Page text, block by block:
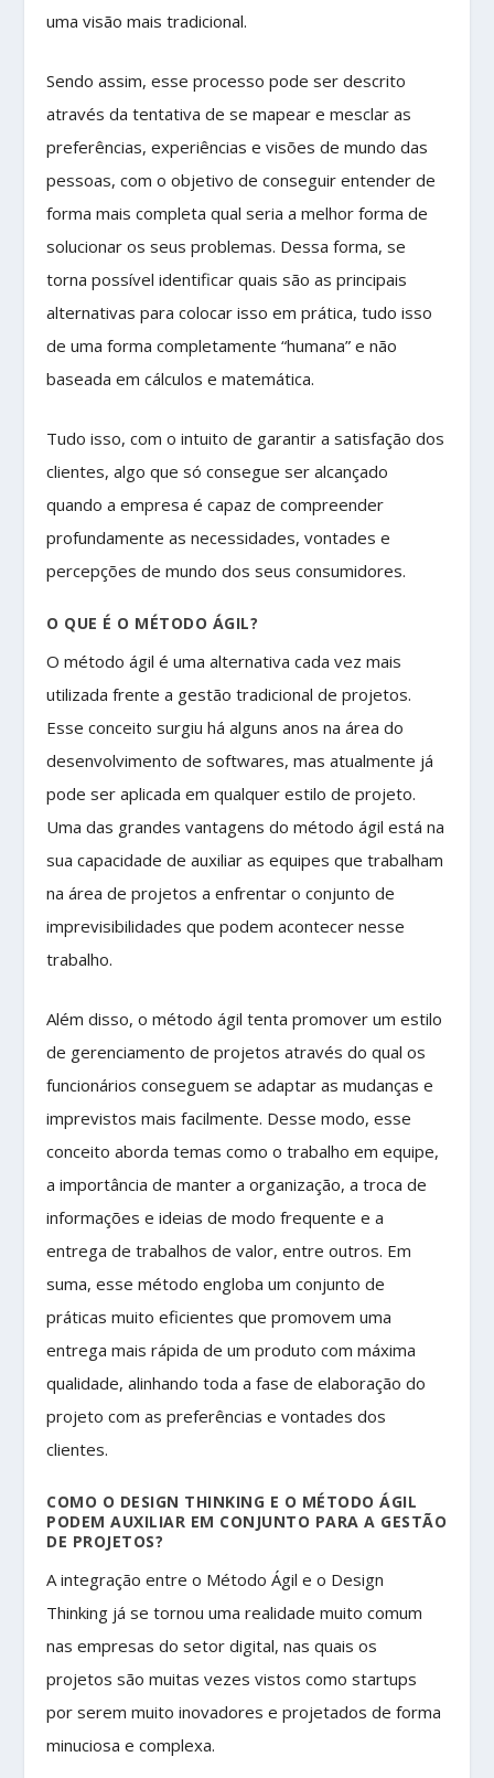
uma visão mais tradicional.
Sendo assim, esse processo pode ser descrito
através da tentativa de se mapear e mesclar as
preferências, experiências e visões de mundo das
pessoas, com o objetivo de conseguir entender de
forma mais completa qual seria a melhor forma de
solucionar os seus problemas. Dessa forma, se
torna possível identificar quais são as principais
alternativas para colocar isso em prática, tudo isso
de uma forma completamente “humana” e não
baseada em cálculos e matemática.
Tudo isso, com o intuito de garantir a satisfação dos
clientes, algo que só consegue ser alcançado
quando a empresa é capaz de compreender
profundamente as necessidades, vontades e
percepções de mundo dos seus consumidores.
O QUE É O MÉTODO ÁGIL?
O método ágil é uma alternativa cada vez mais
utilizada frente a gestão tradicional de projetos.
Esse conceito surgiu há alguns anos na área do
desenvolvimento de softwares, mas atualmente já
pode ser aplicada em qualquer estilo de projeto.
Uma das grandes vantagens do método ágil está na
sua capacidade de auxiliar as equipes que trabalham
na área de projetos a enfrentar o conjunto de
imprevisibilidades que podem acontecer nesse
trabalho.
Além disso, o método ágil tenta promover um estilo
de gerenciamento de projetos através do qual os
funcionários conseguem se adaptar as mudanças e
imprevistos mais facilmente. Desse modo, esse
conceito aborda temas como o trabalho em equipe,
a importância de manter a organização, a troca de
informações e ideias de modo frequente e a
entrega de trabalhos de valor, entre outros. Em
suma, esse método engloba um conjunto de
práticas muito eficientes que promovem uma
entrega mais rápida de um produto com máxima
qualidade, alinhando toda a fase de elaboração do
projeto com as preferências e vontades dos
clientes.
COMO O DESIGN THINKING E O MÉTODO ÁGIL
PODEM AUXILIAR EM CONJUNTO PARA A GESTÃO
DE PROJETOS?
A integração entre o Método Ágil e o Design
Thinking já se tornou uma realidade muito comum
nas empresas do setor digital, nas quais os
projetos são muitas vezes vistos como startups
por serem muito inovadores e projetados de forma
minuciosa e complexa.